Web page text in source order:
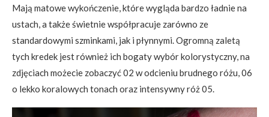
Mają matowe wykończenie, które wygląda bardzo ładnie na
ustach, a także świetnie współpracuje zarówno ze
standardowymi szminkami, jak i płynnymi. Ogromną zaletą
tych kredek jest również ich bogaty wybór kolorystyczny, na
zdjęciach możecie zobaczyć 02 w odcieniu brudnego różu, 06
o lekko koralowych tonach oraz intensywny róż 05.